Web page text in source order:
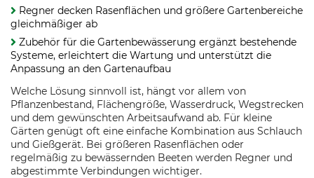
Regner decken Rasenflächen und größere Gartenbereiche
gleichmäßiger ab
Zubehör für die Gartenbewässerung ergänzt bestehende
Systeme, erleichtert die Wartung und unterstützt die
Anpassung an den Gartenaufbau
Welche Lösung sinnvoll ist, hängt vor allem von
Pflanzenbestand, Flächengröße, Wasserdruck, Wegstrecken
und dem gewünschten Arbeitsaufwand ab. Für kleine
Gärten genügt oft eine einfache Kombination aus Schlauch
und Gießgerät. Bei größeren Rasenflächen oder
regelmäßig zu bewässernden Beeten werden Regner und
abgestimmte Verbindungen wichtiger.